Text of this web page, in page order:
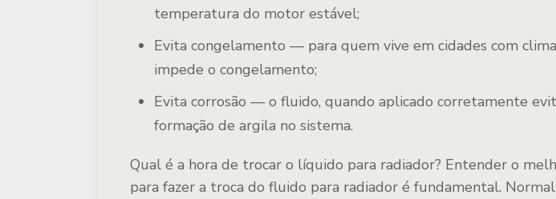
temperatura do motor estável;
Evita congelamento — para quem vive em cidades com
impede o congelamento;
Evita corrosão — o fluido, quando aplicado corretamente
formação de argila no sistema.
Qual é a hora de trocar o líquido para radiador? Entender o
para fazer a troca do fluido para radiador é fundamental.